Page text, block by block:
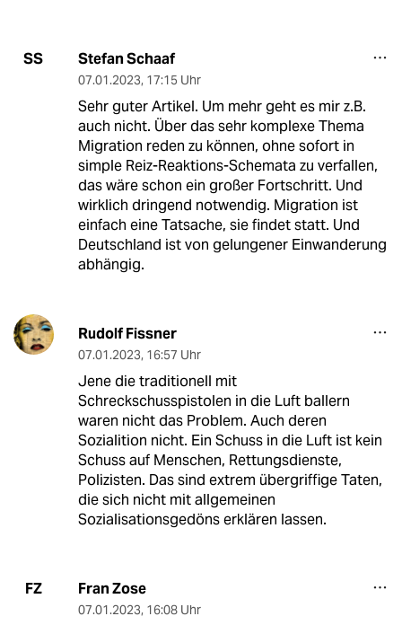
SS Stefan Schaaf
07.01.2023, 17:15 Uhr
Sehr guter Artikel. Um mehr geht es mir z.B.
auch nicht. Über das sehr komplexe Thema
Migration reden zu können, ohne sofort in
simple Reiz-Reaktions-Schemata zu verfallen,
das wäre schon ein großer Fortschritt. Und
wirklich dringend notwendig. Migration ist
einfach eine Tatsache, sie findet statt. Und
Deutschland ist von gelungener Einwanderung
abhängig.
Rudolf Fissner
07.01.2023, 16:57 Uhr
Jene die traditionell mit
Schreckschusspistolen in die Luft ballern
waren nicht das Problem. Auch deren
Sozialition nicht. Ein Schuss in die Luft ist kein
Schuss auf Menschen, Rettungsdienste,
Polizisten. Das sind extrem übergriffige Taten,
die sich nicht mit allgemeinen
Sozialisationsgedöns erklären lassen.
FZ Fran Zose
07.01.2023, 16:08 Uhr